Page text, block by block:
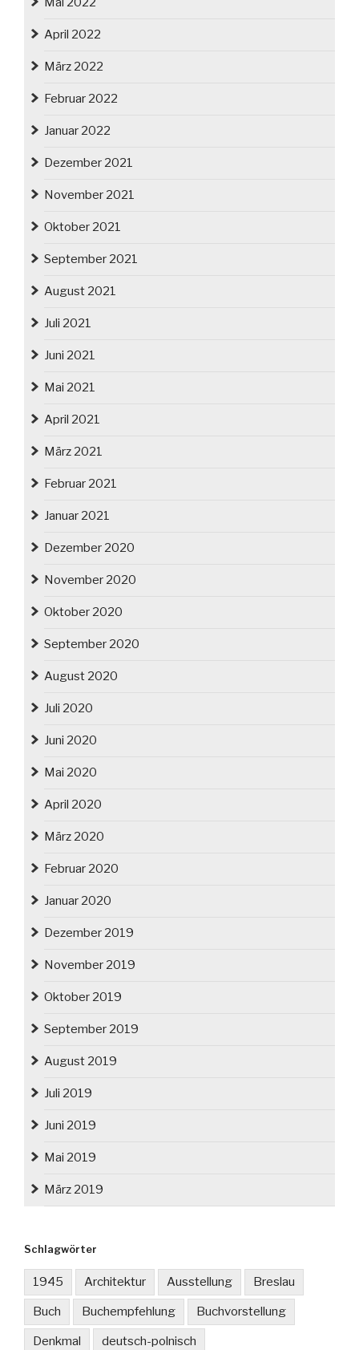
April 2022
März 2022
Februar 2022
Januar 2022
Dezember 2021
November 2021
Oktober 2021
September 2021
August 2021
Juli 2021
Juni 2021
Mai 2021
April 2021
März 2021
Februar 2021
Januar 2021
Dezember 2020
November 2020
Oktober 2020
September 2020
August 2020
Juli 2020
Juni 2020
Mai 2020
April 2020
März 2020
Februar 2020
Januar 2020
Dezember 2019
November 2019
Oktober 2019
September 2019
August 2019
Juli 2019
Juni 2019
Mai 2019
März 2019
Schlagwörter
1945 Architektur Ausstellung Breslau
Buch Buchempfehlung Buchvorstellung
Denkmal deutsch-polnisch